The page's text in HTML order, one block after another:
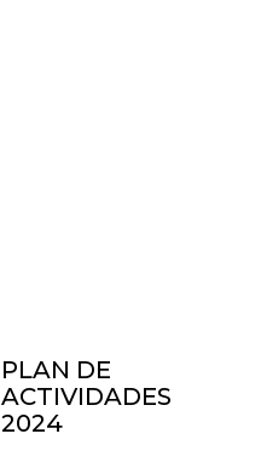
PLAN DE
ACTIVIDADES
2024